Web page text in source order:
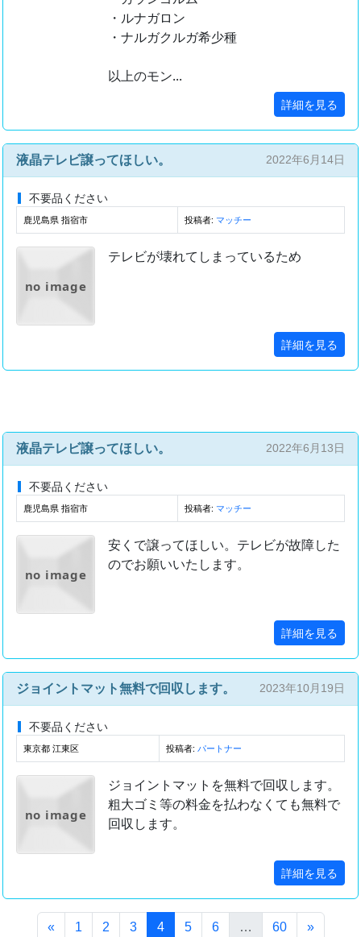
・ルナガロン
・ナルガクルガ希少種
以上のモン...
詳細を見る
液晶テレビ譲ってほしい。 2022年6月14日
不要品ください
鹿児島県 指宿市 投稿者: マッチー
no image
テレビが壊れてしまっているため
詳細を見る
液晶テレビ譲ってほしい。 2022年6月13日
不要品ください
鹿児島県 指宿市 投稿者: マッチー
no image
安くで譲ってほしい。テレビが故障した
のでお願いいたします。
詳細を見る
ジョイントマット無料で回収します。 2023年10月19日
不要品ください
東京都 江東区 投稿者: パートナー
no image
ジョイントマットを無料で回収します。
粗大ゴミ等の料金を払わなくても無料で
回収します。
詳細を見る
« 1 2 3 4(このページ)
5 6 … 60 »